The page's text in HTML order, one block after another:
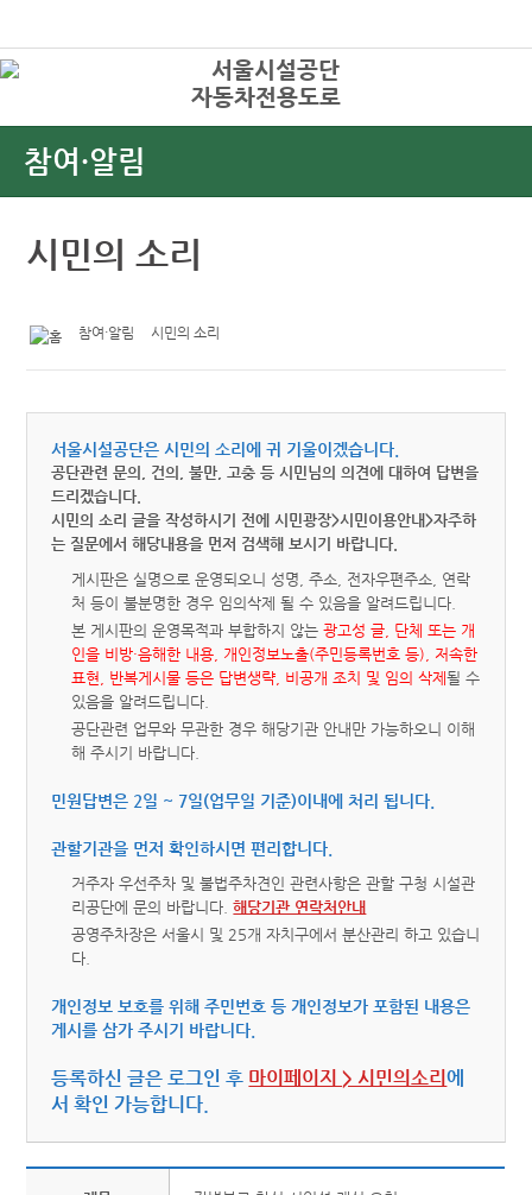
자동차전용도로
참여·알림
시민의 소리
참여·알림 시민의 소리
서울시설공단은 시민의 소리에 귀 기울이겠습니다.
공단관련 문의, 건의, 불만, 고충 등 시민님의 의견에 대하여 답변을
드리겠습니다.
시민의 소리 글을 작성하시기 전에 시민광장>시민이용안내>자주하
는 질문에서 해당내용을 먼저 검색해 보시기 바랍니다.
게시판은 실명으로 운영되오니 성명, 주소, 전자우편주소, 연락
처 등이 불분명한 경우 임의삭제 될 수 있음을 알려드립니다.
본 게시판의 운영목적과 부합하지 않는광고성 글, 단체 또는 개
인을 비방·음해한 내용, 개인정보노출(주민등록번호 등), 저속한
표현, 반복게시물 등은 답변생략, 비공개 조치 및 임의 삭제될 수
있음을 알려드립니다.
공단관련 업무와 무관한 경우 해당기관 안내만 가능하오니 이해
해 주시기 바랍니다.
민원답변은 2일 ~ 7일(업무일 기준)이내에 처리 됩니다.
관할기관을 먼저 확인하시면 편리합니다.
거주자 우선주차 및 불법주차견인 관련사항은 관할 구청 시설관
리공단에 문의 바랍니다.해당기관 연락처안내
공영주차장은 서울시 및 25개 자치구에서 분산관리 하고 있습니
다.
개인정보 보호를 위해 주민번호 등 개인정보가 포함된 내용은
게시를 삼가 주시기 바랍니다.
등록하신 글은 로그인 후 마이페이지 > 시민의소리에
서 확인 가능합니다.